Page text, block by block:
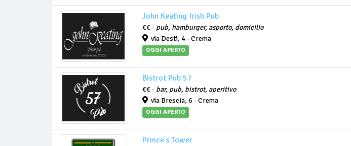
John Keating Irish Pub
€€ - pub, hamburger, asporto, domicilio
via Desti, 4 - Crema
OGGI APERTO
Bistrot Pub 57
€€ - bar, pub, bistrot, aperitivo
via Brescia, 6 - Crema
OGGI APERTO
Prince's Tower